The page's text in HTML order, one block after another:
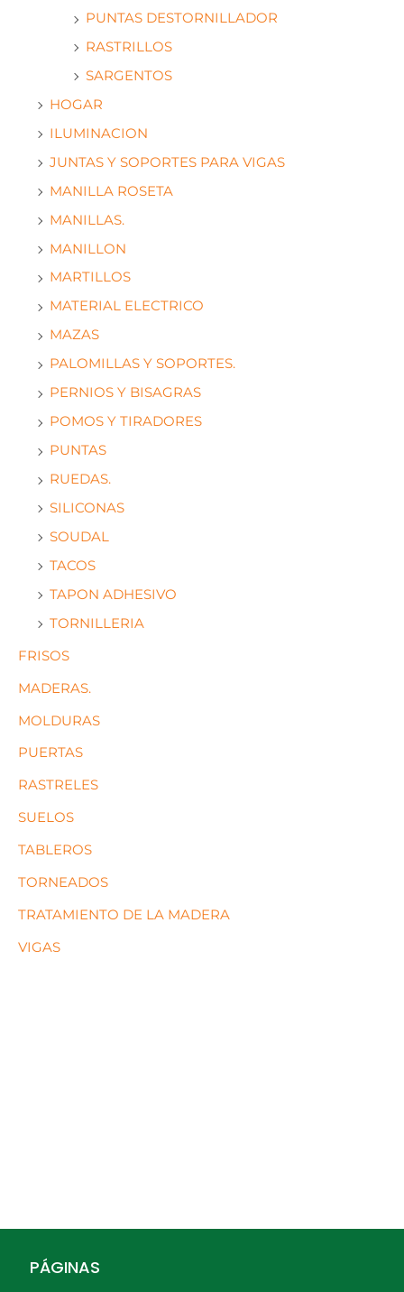
PUNTAS DESTORNILLADOR
RASTRILLOS
SARGENTOS
HOGAR
ILUMINACION
JUNTAS Y SOPORTES PARA VIGAS
MANILLA ROSETA
MANILLAS.
MANILLON
MARTILLOS
MATERIAL ELECTRICO
MAZAS
PALOMILLAS Y SOPORTES.
PERNIOS Y BISAGRAS
POMOS Y TIRADORES
PUNTAS
RUEDAS.
SILICONAS
SOUDAL
TACOS
TAPON ADHESIVO
TORNILLERIA
FRISOS
MADERAS.
MOLDURAS
PUERTAS
RASTRELES
SUELOS
TABLEROS
TORNEADOS
TRATAMIENTO DE LA MADERA
VIGAS
PÁGINAS